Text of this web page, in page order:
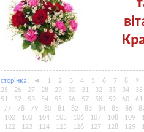
сторiнка: ◄ 1 2 3 4 5 6 7 8
9
25
26 27 28 29 30 31 32 33 34
35
51
52 53 54 55 56 57 58 59 60
61
77
78 79 80 81 82 83 84 85 86
102
103 104 105 106 107 108 109
122
123 124 125 126 127 128 129